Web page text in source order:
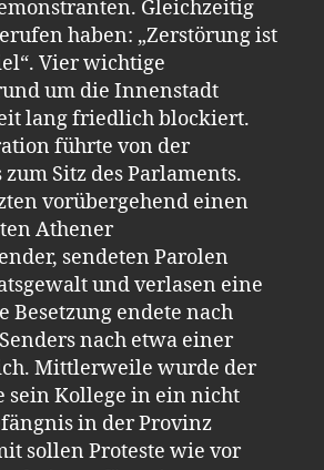
Gleichzeitig
haben: „Zerstörung ist
Vier wichtige
um die Innenstadt
lang friedlich blockiert.
führte von der
Sitz des Parlaments.
vorübergehend einen
Athener
sendeten Parolen
und verlasen eine
Besetzung endete nach
nach etwa einer
Mittlerweile wurde der
sein Kollege in ein nicht
in der Provinz
sollen Proteste wie vor